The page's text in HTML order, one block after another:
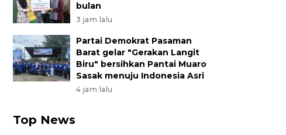
bulan
3 jam lalu
Partai Demokrat Pasaman
Barat gelar "Gerakan Langit
Biru" bersihkan Pantai Muaro
Sasak menuju Indonesia Asri
4 jam lalu
Top News